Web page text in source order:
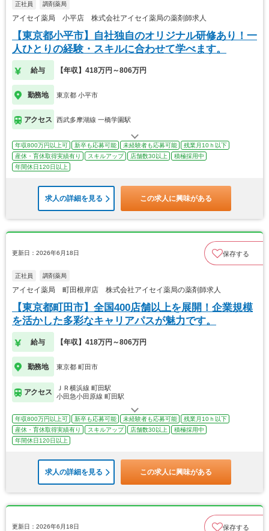
正社員 調剤薬局
アイセイ薬局 小平店 株式会社アイセイ薬局の薬剤師求人
【東京都小平市】自社独自のオリジナル研修あり！一
人ひとりの経験・スキルに合わせて学べます。
給与 【年収】418万円～806万円
勤務地 東京都 小平市
アクセス 西武多摩湖線 一橋学園駅
年収800万円以上可 新卒も応募可能 未経験者も応募可能
残業月10ｈ以下
産休・育休取得実績有り
スキルアップ 店舗数30以上
積極採用中
年間休日120日以上
求人の詳細を見る この求人に興味がある
更新日：2026年6月18日 保存する
正社員 調剤薬局
アイセイ薬局 町田根岸店 株式会社アイセイ薬局の薬剤師求人
【東京都町田市】全国400店舗以上を展開！企業規模
を活かした多彩なキャリアパスが魅力です。
給与 【年収】418万円～806万円
勤務地 東京都 町田市
アクセス
ＪＲ横浜線 町田駅
小田急小田原線 町田駅
年収800万円以上可 新卒も応募可能 未経験者も応募可能
残業月10ｈ以下
産休・育休取得実績有り
スキルアップ 店舗数30以上
積極採用中
年間休日120日以上
求人の詳細を見る この求人に興味がある
更新日：2026年6月18日 保存する